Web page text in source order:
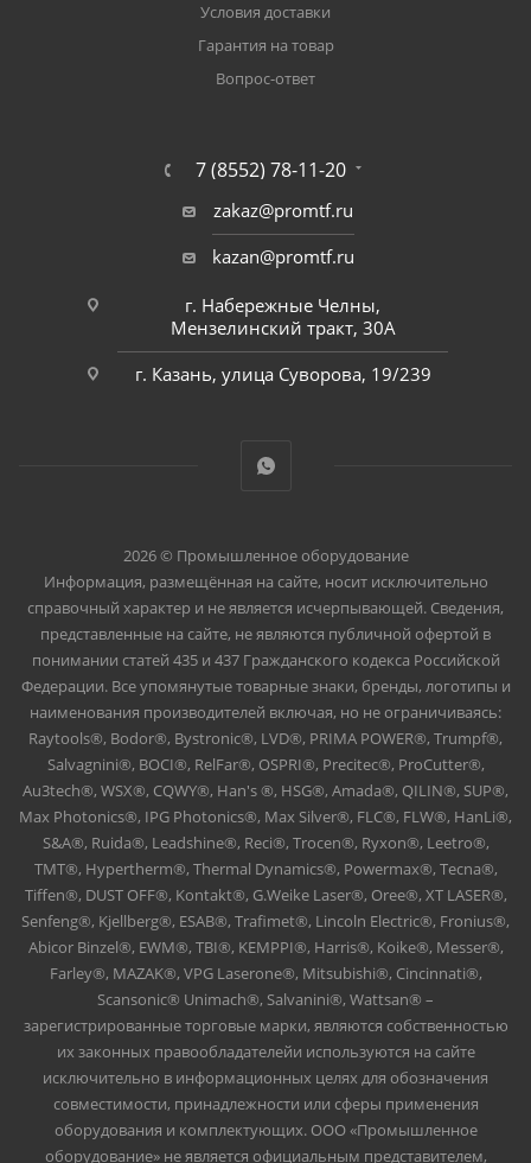
Условия доставки
Гарантия на товар
Вопрос-ответ
7 (8552) 78-11-20
zakaz@promtf.ru
kazan@promtf.ru
г. Набережные Челны,
Мензелинский тракт, 30А
г. Казань, улица Суворова, 19/239
2026 © Промышленное оборудование
Информация, размещённая на сайте, носит исключительно
справочный характер и не является исчерпывающей. Сведения,
представленные на сайте, не являются публичной офертой в
понимании статей 435 и 437 Гражданского кодекса Российской
Федерации. Все упомянутые товарные знаки, бренды, логотипы и
наименования производителей включая, но не ограничиваясь:
Raytools®, Bodor®, Bystronic®, LVD®, PRIMA POWER®, Trumpf®,
Salvagnini®, BOCI®, RelFar®, OSPRI®, Precitec®, ProCutter®,
Au3tech®, WSX®, CQWY®, Han's ®, HSG®, Amada®, QILIN®, SUP®,
Max Photonics®, IPG Photonics®, Max Silver®, FLC®, FLW®, HanLi®,
S&A®, Ruida®, Leadshine®, Reci®, Trocen®, Ryxon®, Leetro®,
TMT®, Hypertherm®, Thermal Dynamics®, Powermax®, Tecna®,
Tiffen®, DUST OFF®, Kontakt®, G.Weike Laser®, Oree®, XT LASER®,
Senfeng®, Kjellberg®, ESAB®, Trafimet®, Lincoln Electric®, Fronius®,
Abicor Binzel®, EWM®, TBI®, KEMPPI®, Harris®, Koike®, Messer®,
Farley®, MAZAK®, VPG Laserone®, Mitsubishi®, Cincinnati®,
Scansonic® Unimach®, Salvanini®, Wattsan® –
зарегистрированные торговые марки, являются собственностью
их законных правообладателейи используются на сайте
исключительно в информационных целях для обозначения
совместимости, принадлежности или сферы применения
оборудования и комплектующих. ООО «Промышленное
оборудование» не является официальным представителем,